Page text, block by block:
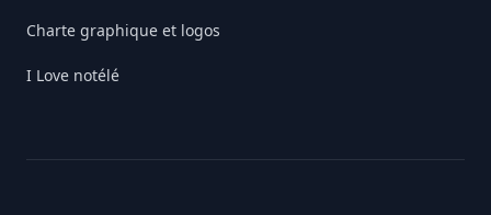
Charte graphique et logos
I Love notélé